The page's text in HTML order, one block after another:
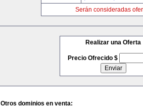
Serán consideradas
Realizar una Oferta
Precio Ofrecido $
Otros dominios en venta: